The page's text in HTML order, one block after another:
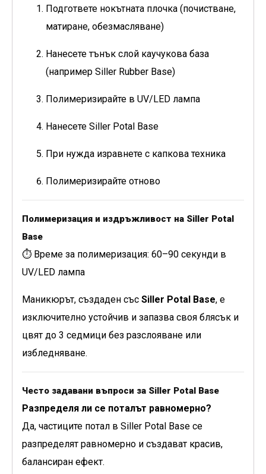
Подгответе нокътната плочка (почистване,
матиране, обезмасляване)
Нанесете тънък слой каучукова база
(например Siller Rubber Base)
Полимеризирайте в UV/LED лампа
Нанесете Siller Potal Base
При нужда изравнете с капкова техника
Полимеризирайте отново
Полимеризация и издръжливост на Siller Potal
Base
⏱ Време за полимеризация: 60–90 секунди в
UV/LED лампа
Маникюрът, създаден със Siller Potal Base, е
изключително устойчив и запазва своя блясък и
цвят до 3 седмици без разслояване или
избледняване.
Често задавани въпроси за Siller Potal Base
Разпределя ли се поталът равномерно?
Да, частиците потал в Siller Potal Base се
разпределят равномерно и създават красив,
балансиран ефект.